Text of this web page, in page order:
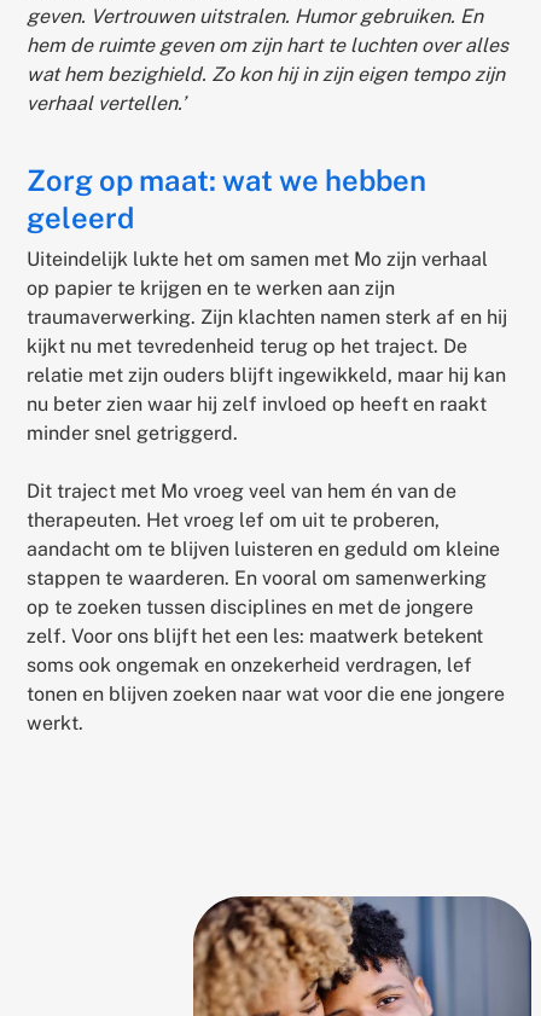
geven. Vertrouwen uitstralen. Humor gebruiken. En
hem de ruimte geven om zijn hart te luchten over alles
wat hem bezighield. Zo kon hij in zijn eigen tempo zijn
verhaal vertellen.’
Zorg op maat: wat we hebben
geleerd
Uiteindelijk lukte het om samen met Mo zijn verhaal
op papier te krijgen en te werken aan zijn
traumaverwerking. Zijn klachten namen sterk af en hij
kijkt nu met tevredenheid terug op het traject. De
relatie met zijn ouders blijft ingewikkeld, maar hij kan
nu beter zien waar hij zelf invloed op heeft en raakt
minder snel getriggerd.
Dit traject met Mo vroeg veel van hem én van de
therapeuten. Het vroeg lef om uit te proberen,
aandacht om te blijven luisteren en geduld om kleine
stappen te waarderen. En vooral om samenwerking
op te zoeken tussen disciplines en met de jongere
zelf. Voor ons blijft het een les: maatwerk betekent
soms ook ongemak en onzekerheid verdragen, lef
tonen en blijven zoeken naar wat voor die ene jongere
werkt.